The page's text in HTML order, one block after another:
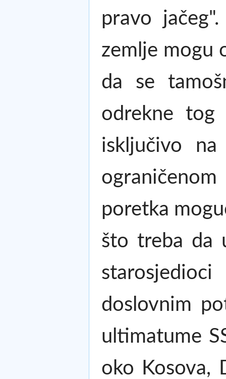
pravo
zemlje mogu
da se
odrekne
isključivo
poretka
što treba da
doslovnim
ultimatume
oko Kosova,